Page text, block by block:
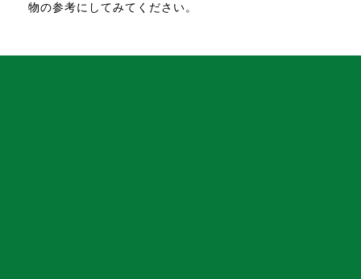
物の参考にしてみてください。